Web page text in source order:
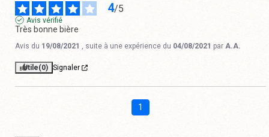
4/5
Avis vérifié
Très bonne bière
Avis du 19/08/2021 , suite à une expérience du 04/08/2021 par A.A.
Utile(0) Signaler
1